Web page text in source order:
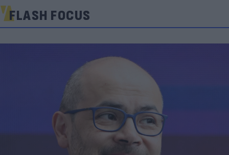
FLASH FOCUS